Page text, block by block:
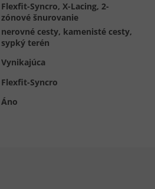
Flexfit-Syncro, X-Lacing, 2-
zónové šnurovanie
nerovné cesty, kamenisté cesty,
sypký terén
Vynikajúca
Flexfit-Syncro
Áno